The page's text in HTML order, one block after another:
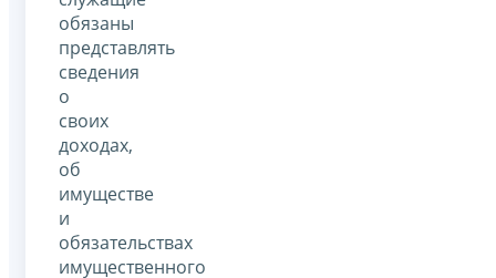
обязаны
представлять
сведения
о
своих
доходах,
об
имуществе
и
обязательствах
имущественного